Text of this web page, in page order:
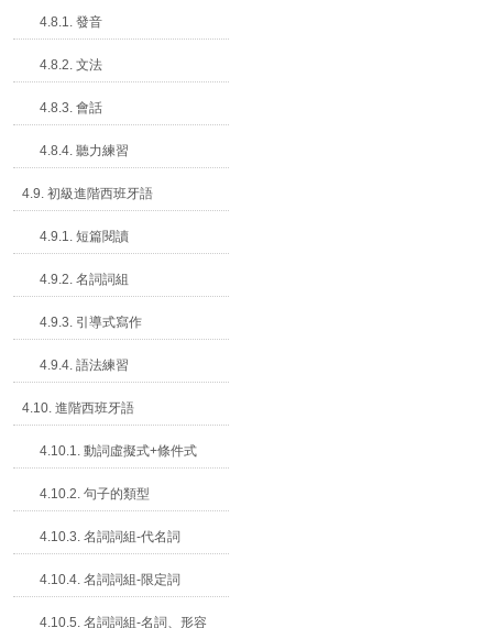
4.8.1. 發音
4.8.2. 文法
4.8.3. 會話
4.8.4. 聽力練習
4.9. 初級進階西班牙語
4.9.1. 短篇閱讀
4.9.2. 名詞詞組
4.9.3. 引導式寫作
4.9.4. 語法練習
4.10. 進階西班牙語
4.10.1. 動詞虛擬式+條件式
4.10.2. 句子的類型
4.10.3. 名詞詞組-代名詞
4.10.4. 名詞詞組-限定詞
4.10.5. 名詞詞組-名詞、形容